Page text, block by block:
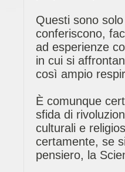
Questi sono
conferiscono,
ad esperienze
in cui si
così ampio
È comunque
sfida di
culturali e
certamente, se
pensiero, la